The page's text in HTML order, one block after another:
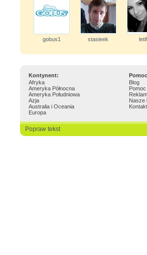
gobus1 stasieek
Kontynent:
Afryka
Ameryka Północna
Ameryka Południowa
Azja
Australia i Oceania
Europa
Blog
Pomoc
Nasze
Kontakt
Popraw tekst